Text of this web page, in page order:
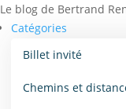
Le blog de Bertrand
Catégories
Billet invité
Chemins et